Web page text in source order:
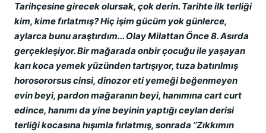
Tarihçesine girecek olursak, çok derin. Tarihte ilk terliği
kim, kime fırlatmış? Hiç işim gücüm yok günlerce,
aylarca bunu araştırdım... Olay Milattan Önce 8. Asırda
gerçekleşiyor. Bir mağarada onbir çocuğu ile yaşayan
karı koca yemek yüzünden tartışıyor, tuza batırılmış
horosororsus cinsi, dinozor eti yemeği beğenmeyen
evin beyi, pardon mağaranın beyi, hanımına cart curt
edince, hanımı da yine beyinin yaptığı ceylan derisi
terliği kocasına hışımla fırlatmış, sonrada ’’Zıkkımın